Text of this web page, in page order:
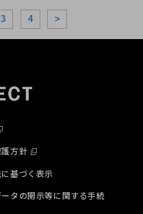
3 4 >
方針
基づく表示
タの開示等に関する手続